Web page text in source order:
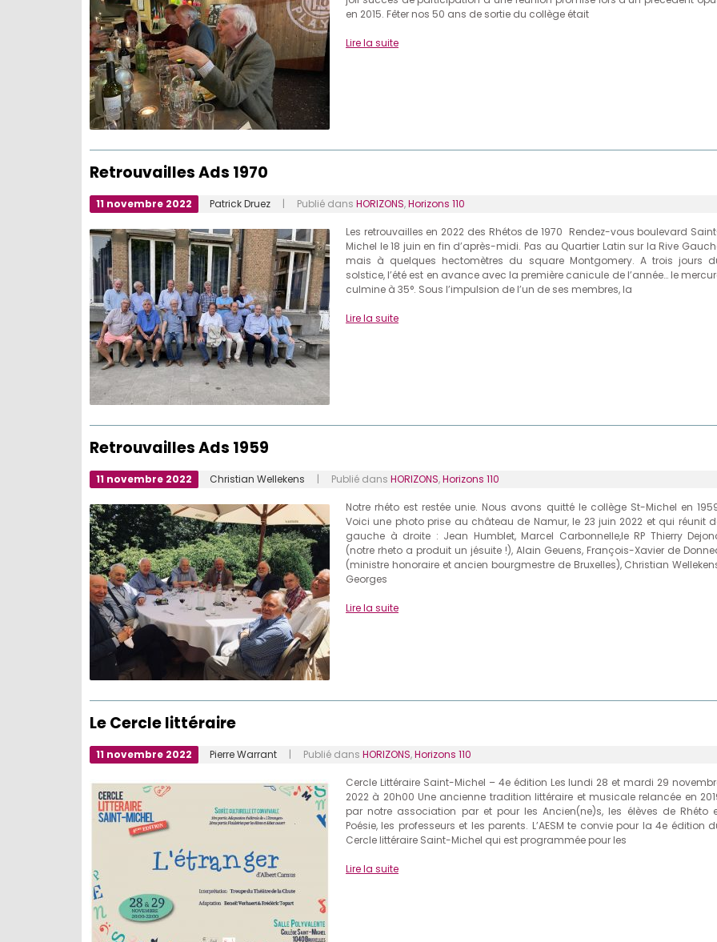
en 2015. Fêter nos 50 ans de sortie du collège était
Lire la suite
Retrouvailles Ads 1970
11 novembre 2022 Patrick Druez | Publié dans HORIZONS,Horizons 110
Les retrouvailles en 2022 des Rhétos de 1970 Rendez-vous boulevard
Michel le 18 juin en fin d’après-midi. Pas au Quartier Latin sur la Rive
mais à quelques hectomètres du square Montgomery. A trois jours
solstice, l’été est en avance avec la première canicule de l’année… le
culmine à 35°. Sous l’impulsion de l’un de ses membres, la
Lire la suite
Retrouvailles Ads 1959
11 novembre 2022 Christian Wellekens | Publié dans HORIZONS,Horizons 110
Notre rhéto est restée unie. Nous avons quitté le collège St-Michel en
Voici une photo prise au château de Namur, le 23 juin 2022 et qui réunit
gauche à droite : Jean Humblet, Marcel Carbonnelle,le RP Thierry
(notre rheto a produit un jésuite !), Alain Geuens, François-Xavier de
(ministre honoraire et ancien bourgmestre de Bruxelles), Christian
Georges
Lire la suite
Le Cercle littéraire
11 novembre 2022 Pierre Warrant | Publié dans HORIZONS,Horizons 110
Cercle Littéraire Saint-Michel – 4e édition Les lundi 28 et mardi 29
2022 à 20h00 Une ancienne tradition littéraire et musicale relancée en
par notre association par et pour les Ancien(ne)s, les élèves de Rhéto
Poésie, les professeurs et les parents. L’AESM te convie pour la 4e édition
Cercle littéraire Saint-Michel qui est programmée pour les
Lire la suite